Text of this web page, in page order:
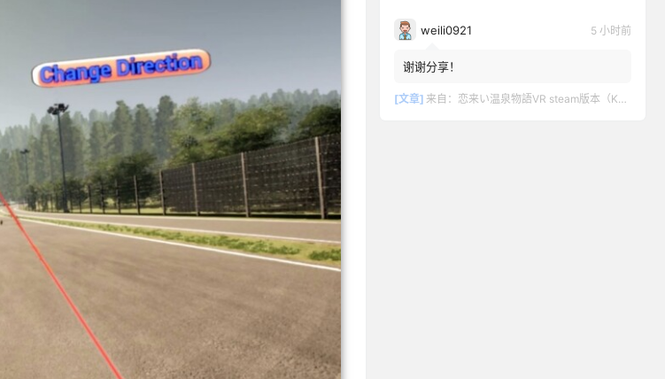
weili0921 5 小时前
谢谢分享！
[文章] 来自： 恋来い温泉物語VR steam版本（KoiKoiMonogatari VR）